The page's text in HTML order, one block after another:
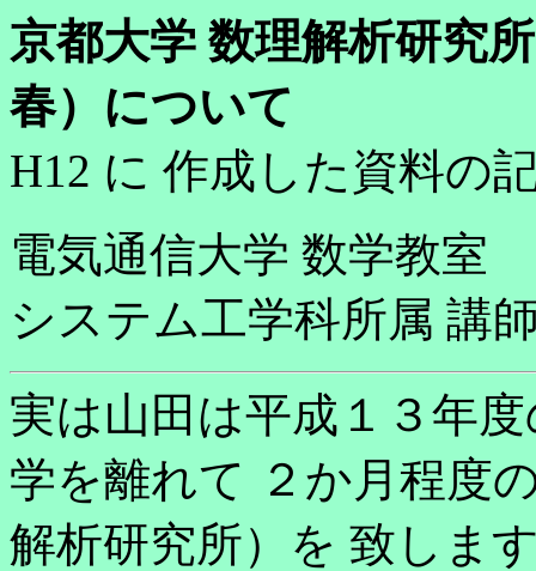
京都大学 数理解析研究
春）について
H12 に 作成した資料の
電気通信大学 数学教室
システム工学科所属 講
実は山田は平成１３年
学を離れて ２か月程度
解析研究所）を 致しま